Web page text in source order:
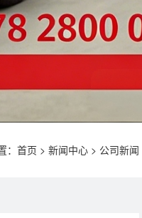
首页 > 新闻中心 > 公司新闻